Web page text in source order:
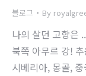
블로그 By
나의 살던 고향은
북쪽 아무르 강!
시베리아, 몽골,